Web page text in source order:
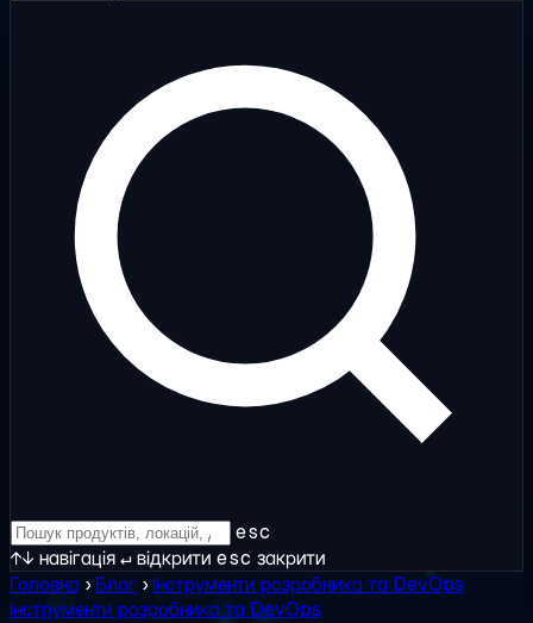
esc
↑↓ навігація↵відкрити esc закрити
Головна ›Блог ›Інструменти розробника та DevOps
Інструменти розробника та DevOps